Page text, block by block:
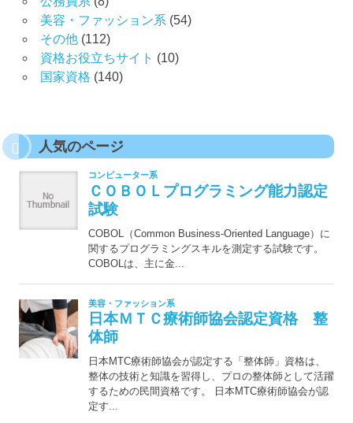
美容・ファッション系 (54)
その他(112)
資格お役立ちサイト (10)
国家資格 (140)
人気のページ